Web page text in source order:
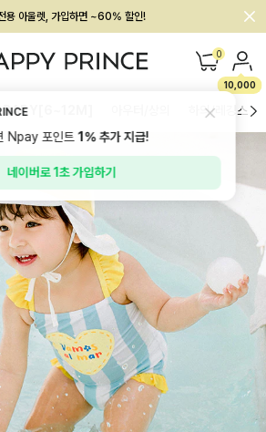
용 아울렛, 가입하면 ~60% 할인!
멤버십 최대 28,000원 혜택 0
10,000
BABY[6~12M] 하의/레깅스
Npay 포인트1%추가 지급!
네이버로 1초 가입하기